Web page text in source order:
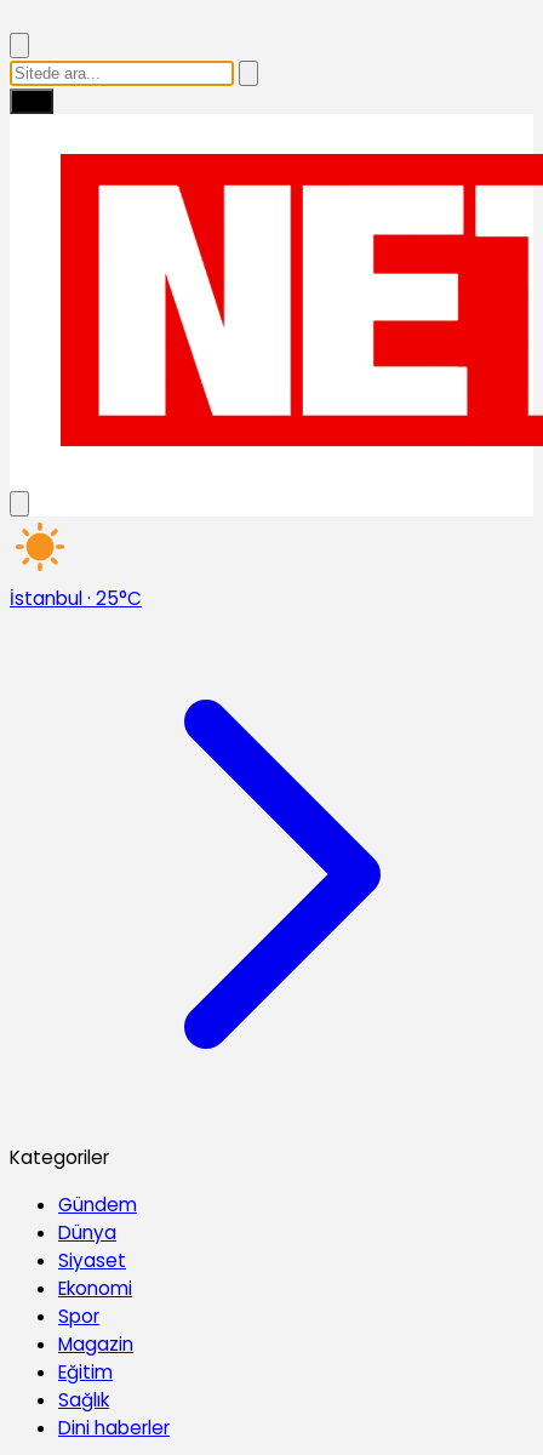
İstanbul· 25°C
Kategoriler
Gündem
Dünya
Siyaset
Ekonomi
Spor
Magazin
Eğitim
Sağlık
Dini haberler